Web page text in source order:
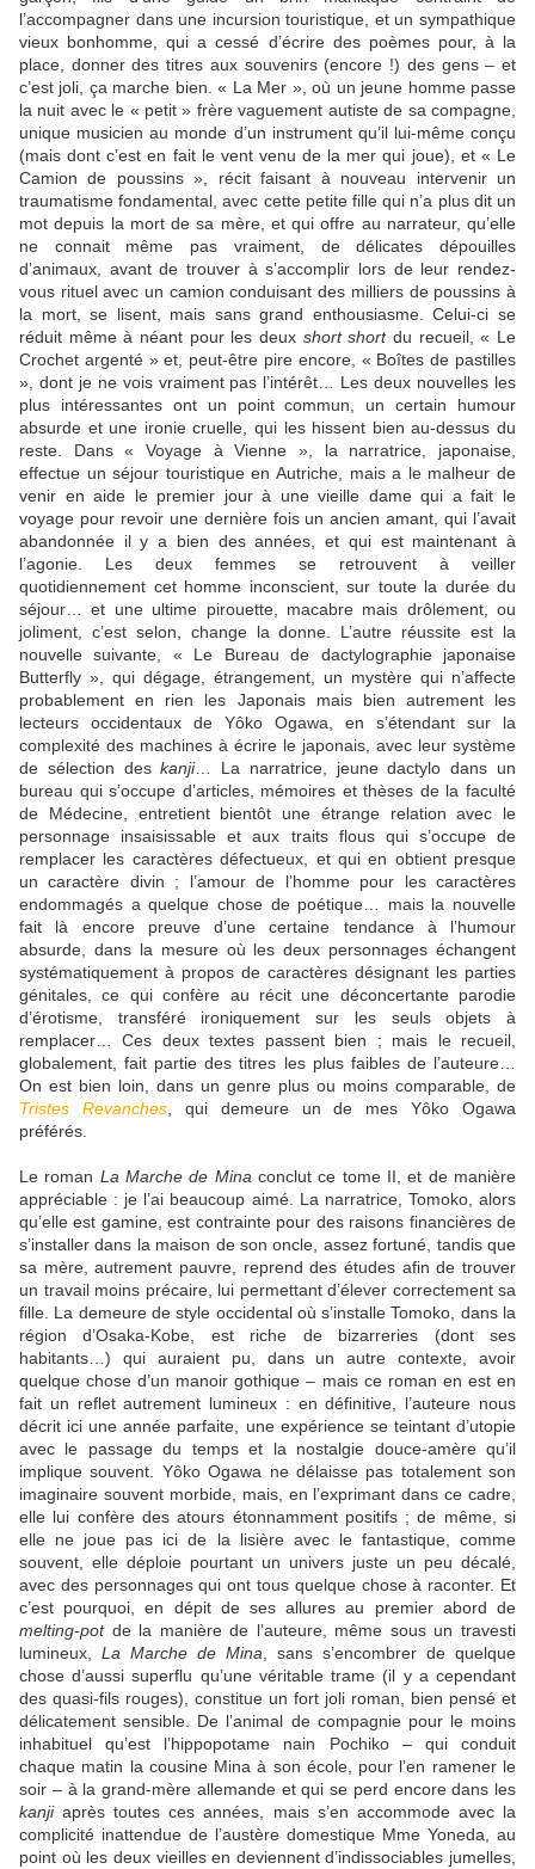
l’accompagner dans une incursion touristique, et un sympathique
vieux bonhomme, qui a cessé d’écrire des poèmes pour, à la
place, donner des titres aux souvenirs (encore !) des gens – et
c’est joli, ça marche bien. « La Mer », où un jeune homme passe
la nuit avec le « petit » frère vaguement autiste de sa compagne,
unique musicien au monde d’un instrument qu’il lui-même conçu
(mais dont c’est en fait le vent venu de la mer qui joue), et « Le
Camion de poussins », récit faisant à nouveau intervenir un
traumatisme fondamental, avec cette petite fille qui n’a plus dit un
mot depuis la mort de sa mère, et qui offre au narrateur, qu’elle
ne connait même pas vraiment, de délicates dépouilles
d’animaux, avant de trouver à s’accomplir lors de leur rendez-
vous rituel avec un camion conduisant des milliers de poussins à
la mort, se lisent, mais sans grand enthousiasme. Celui-ci se
réduit même à néant pour les deux short shortdu recueil, « Le
Crochet argenté » et, peut-être pire encore, « Boîtes de pastilles
», dont je ne vois vraiment pas l’intérêt… Les deux nouvelles les
plus intéressantes ont un point commun, un certain humour
absurde et une ironie cruelle, qui les hissent bien au-dessus du
reste. Dans « Voyage à Vienne », la narratrice, japonaise,
effectue un séjour touristique en Autriche, mais a le malheur de
venir en aide le premier jour à une vieille dame qui a fait le
voyage pour revoir une dernière fois un ancien amant, qui l’avait
abandonnée il y a bien des années, et qui est maintenant à
l’agonie. Les deux femmes se retrouvent à veiller
quotidiennement cet homme inconscient, sur toute la durée du
séjour… et une ultime pirouette, macabre mais drôlement, ou
joliment, c’est selon, change la donne. L’autre réussite est la
nouvelle suivante, « Le Bureau de dactylographie japonaise
Butterfly », qui dégage, étrangement, un mystère qui n’affecte
probablement en rien les Japonais mais bien autrement les
lecteurs occidentaux de Yôko Ogawa, en s’étendant sur la
complexité des machines à écrire le japonais, avec leur système
de sélection deskanji… La narratrice, jeune dactylo dans un
bureau qui s’occupe d’articles, mémoires et thèses de la faculté
de Médecine, entretient bientôt une étrange relation avec le
personnage insaisissable et aux traits flous qui s’occupe de
remplacer les caractères défectueux, et qui en obtient presque
un caractère divin ; l’amour de l’homme pour les caractères
endommagés a quelque chose de poétique… mais la nouvelle
fait là encore preuve d’une certaine tendance à l’humour
absurde, dans la mesure où les deux personnages échangent
systématiquement à propos de caractères désignant les parties
génitales, ce qui confère au récit une déconcertante parodie
d’érotisme, transféré ironiquement sur les seuls objets à
remplacer… Ces deux textes passent bien ; mais le recueil,
globalement, fait partie des titres les plus faibles de l’auteure…
On est bien loin, dans un genre plus ou moins comparable, de
Tristes Revanches, qui demeure un de mes Yôko Ogawa
préférés.
Le roman La Marche de Mina conclut ce tome II, et de manière
appréciable : je l’ai beaucoup aimé. La narratrice, Tomoko, alors
qu’elle est gamine, est contrainte pour des raisons financières de
s’installer dans la maison de son oncle, assez fortuné, tandis que
sa mère, autrement pauvre, reprend des études afin de trouver
un travail moins précaire, lui permettant d’élever correctement sa
fille. La demeure de style occidental où s’installe Tomoko, dans la
région d’Osaka-Kobe, est riche de bizarreries (dont ses
habitants…) qui auraient pu, dans un autre contexte, avoir
quelque chose d’un manoir gothique – mais ce roman en est en
fait un reflet autrement lumineux : en définitive, l’auteure nous
décrit ici une année parfaite, une expérience se teintant d’utopie
avec le passage du temps et la nostalgie douce-amère qu’il
implique souvent. Yôko Ogawa ne délaisse pas totalement son
imaginaire souvent morbide, mais, en l’exprimant dans ce cadre,
elle lui confère des atours étonnamment positifs ; de même, si
elle ne joue pas ici de la lisière avec le fantastique, comme
souvent, elle déploie pourtant un univers juste un peu décalé,
avec des personnages qui ont tous quelque chose à raconter. Et
c’est pourquoi, en dépit de ses allures au premier abord de
melting-potde la manière de l’auteure, même sous un travesti
lumineux, La Marche de Mina , sans s’encombrer de quelque
chose d’aussi superflu qu’une véritable trame (il y a cependant
des quasi-fils rouges), constitue un fort joli roman, bien pensé et
délicatement sensible. De l’animal de compagnie pour le moins
inhabituel qu’est l’hippopotame nain Pochiko – qui conduit
chaque matin la cousine Mina à son école, pour l’en ramener le
soir – à la grand-mère allemande et qui se perd encore dans les
kanjiaprès toutes ces années, mais s’en accommode avec la
complicité inattendue de l’austère domestique Mme Yoneda, au
point où les deux vieilles en deviennent d’indissociables jumelles,